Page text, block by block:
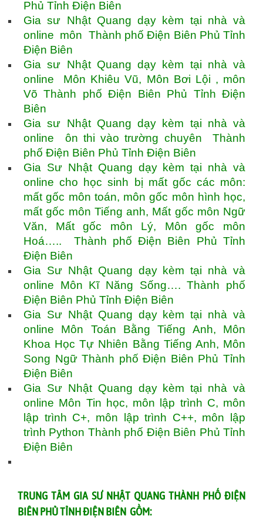
Phủ Tỉnh Điện Biên
Gia sư Nhật Quang dạy kèm tại nhà và
online môn Thành phố Điện Biên Phủ Tỉnh
Điện Biên
Gia sư Nhật Quang dạy kèm tại nhà và
online Môn Khiêu Vũ, Môn Bơi Lội , môn
Võ Thành phố Điện Biên Phủ Tỉnh Điện
Biên
Gia sư Nhật Quang dạy kèm tại nhà và
online ôn thi vào trường chuyên Thành
phố Điện Biên Phủ Tỉnh Điện Biên
Gia Sư Nhật Quang dạy kèm tại nhà và
online cho học sinh bị mất gốc các môn:
mất gốc môn toán, môn gốc môn hình học,
mất gốc môn Tiếng anh, Mất gốc môn Ngữ
Văn, Mất gốc môn Lý, Môn gốc môn
Hoá….. Thành phố Điện Biên Phủ Tỉnh
Điện Biên
Gia Sư Nhật Quang dạy kèm tại nhà và
online Môn Kĩ Năng Sống…. Thành phố
Điện Biên Phủ Tỉnh Điện Biên
Gia Sư Nhật Quang dạy kèm tại nhà và
online Môn Toán Bằng Tiếng Anh, Môn
Khoa Học Tự Nhiên Bằng Tiếng Anh, Môn
Song Ngữ Thành phố Điện Biên Phủ Tỉnh
Điện Biên
Gia Sư Nhật Quang dạy kèm tại nhà và
online Môn Tin học, môn lập trình C, môn
lập trình C+, môn lập trình C++, môn lập
trình Python Thành phố Điện Biên Phủ Tỉnh
Điện Biên
TRUNG TÂM GIA SƯ NHẬT QUANG THÀNH PHỐ ĐIỆN
BIÊN PHỦ TỈNH ĐIỆN BIÊN GỒM: